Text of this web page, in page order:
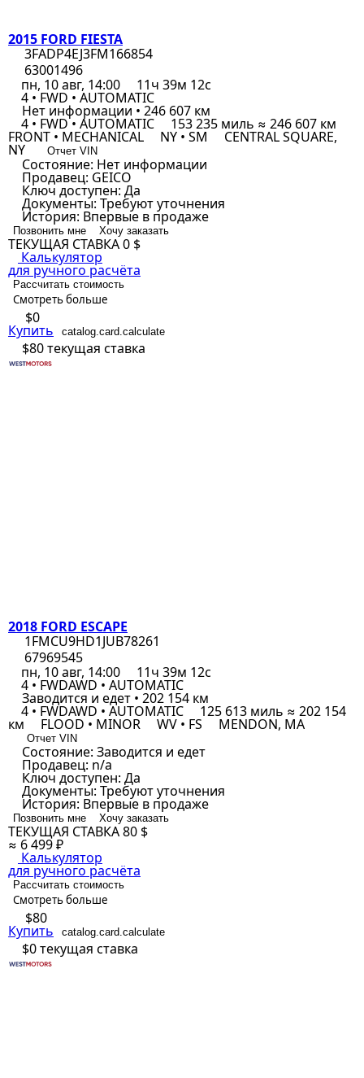
2015 FORD FIESTA
3FADP4EJ3FM166854
63001496
пн, 10 авг, 14:00
11ч 39м 12с
4 • FWD • AUTOMATIC
Нет информации • 246 607 км
4 • FWD • AUTOMATIC 153 235 миль ≈ 246 607 км
FRONT • MECHANICAL NY • SM CENTRAL SQUARE,
NY Отчет VIN
Состояние: Нет информации
Продавец: GEICO
Ключ доступен: Да
Документы: Требуют уточнения
История: Впервые в продаже
Позвонить мне Хочу заказать
ТЕКУЩАЯ СТАВКА0 $
Калькулятор
для ручного расчёта
Рассчитать стоимость
Смотреть больше
$0
Купить catalog.card.calculate
$80текущая ставка
2018 FORD ESCAPE
1FMCU9HD1JUB78261
67969545
пн, 10 авг, 14:00
11ч 39м 12с
4 • FWDAWD • AUTOMATIC
Заводится и едет • 202 154 км
4 • FWDAWD • AUTOMATIC 125 613 миль ≈ 202 154
км FLOOD • MINOR WV • FS MENDON, MA
Отчет VIN
Состояние: Заводится и едет
Продавец: n/a
Ключ доступен: Да
Документы: Требуют уточнения
История: Впервые в продаже
Позвонить мне Хочу заказать
ТЕКУЩАЯ СТАВКА80 $
≈ 6 499 ₽
Калькулятор
для ручного расчёта
Рассчитать стоимость
Смотреть больше
$80
Купить catalog.card.calculate
$0текущая ставка